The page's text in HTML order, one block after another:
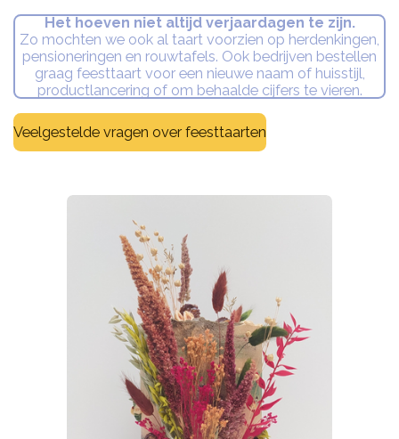
Het hoeven niet altijd verjaardagen te zijn.
Zo mochten we ook al taart voorzien op herdenkingen,
pensioneringen en rouwtafels. Ook bedrijven bestellen
graag feesttaart voor een nieuwe naam of huisstijl,
productlancering of om behaalde cijfers te vieren.
Veelgestelde vragen over feesttaarten